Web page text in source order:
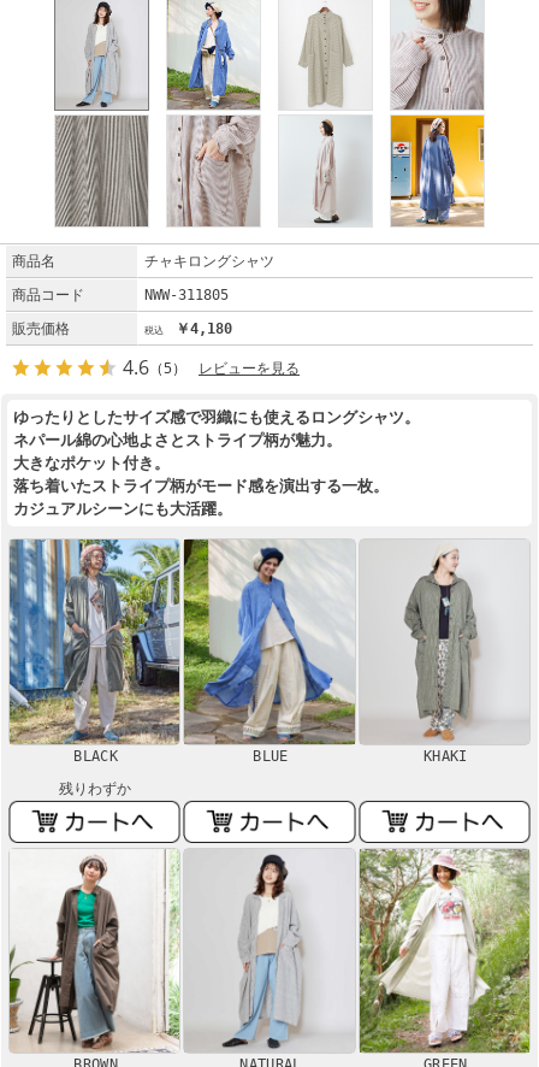
商品名
チャキロングシャツ
商品コード
NWW-311805
販売価格
￥4,180
4.6 （5） レビューを見る
ゆったりとしたサイズ感で羽織にも使えるロングシャツ。
ネパール綿の心地よさとストライプ柄が魅力。
大きなポケット付き。
落ち着いたストライプ柄がモード感を演出する一枚。
カジュアルシーンにも大活躍。
BLACK
残りわずか
BLUE KHAKI